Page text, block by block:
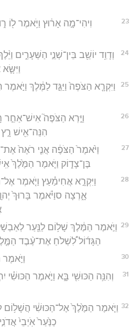
23
וִיהִי־מָ֣ה אָר֔וּץ וַיֹּ֥אמֶר ל֖וֹ
24
וְדָוִ֥ד יוֹשֵׁ֖ב בֵּין־שְׁנֵ֣י הַשְּׁעָרִ֑ים
וַיִּשָּׂ֤א
25
וַיִּקְרָ֤א הַצֹּפֶה֙ וַיַּגֵּ֣ד לַמֶּ֔לֶךְ
26
וַיַּ֣רְא הַצֹּפֶה֮ אִישׁ־אַחֵ֣ר
הִנֵּה־אִ֖ישׁ
27
וַיֹּ֙אמֶר֙ הַצֹּפֶ֔ה אֲנִ֤י רֹאֶה֙
בֶּן־צָד֑וֹק וַיֹּ֤אמֶר הַמֶּ֙לֶךְ֙
28
וַיִּקְרָ֣א אֲחִימַ֗עַץ וַיֹּ֤אמֶר
אָ֑רְצָה סוַיֹּ֗אמֶר בָּרוּךְ֙
29
וַיֹּ֣אמֶר הַמֶּ֔לֶךְ שָׁל֥וֹם לַנַּ֖עַר
הַגָּד֜וֹל לִ֠שְׁלֹחַ אֶת־עֶ֨בֶד
30
31
וְהִנֵּ֥ה הַכּוּשִׁ֖י בָּ֑א וַיֹּ֣אמֶר הַכּוּשִׁ֗י
32 וַיֹּ֤אמֶר הַמֶּ֙לֶךְ֙ אֶל־הַכּוּשִׁ֔י הֲשָׁל֥וֹם
כַנַּ֙עַר֙ אֹֽיְבֵי֙